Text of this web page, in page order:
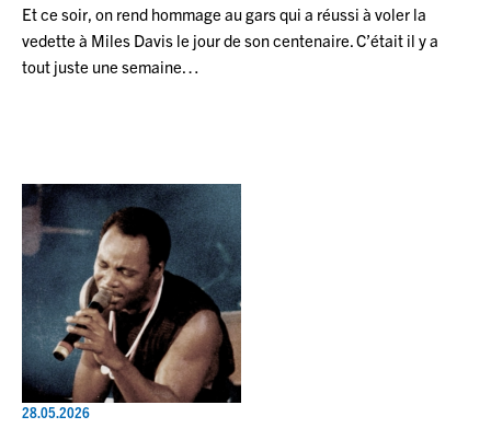
Et ce soir, on rend hommage au gars qui a réussi à voler la
vedette à Miles Davis le jour de son centenaire. C’était il y a
tout juste une semaine…
28.05.2026